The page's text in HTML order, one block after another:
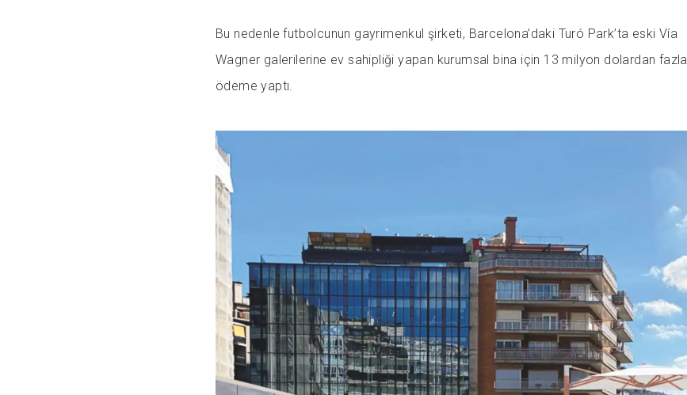
Bu nedenle futbolcunun gayrimenkul şirketi, Barcelona’daki Turó Park’ta eski Vía
Wagner galerilerine ev sahipliği yapan kurumsal bina için 13 milyon dolardan fazla
ödeme yaptı.